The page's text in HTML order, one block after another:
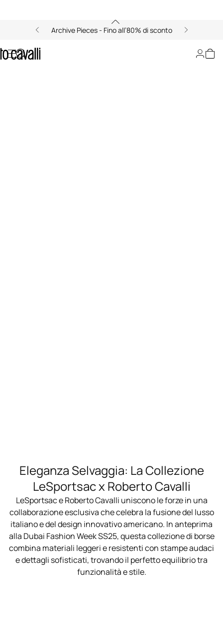
Archive Pieces - Fino all’80% di sconto
LeSportsac x Roberto Cavalli
Eleganza Selvaggia: La Collezione
LeSportsac x Roberto Cavalli
LeSportsac e Roberto Cavalli uniscono le forze in una
collaborazione esclusiva che celebra la fusione del lusso
italiano e del design innovativo americano. In anteprima
alla Dubai Fashion Week SS25, questa collezione di borse
combina materiali leggeri e resistenti con stampe audaci
e dettagli sofisticati, trovando il perfetto equilibrio tra
funzionalità e stile.